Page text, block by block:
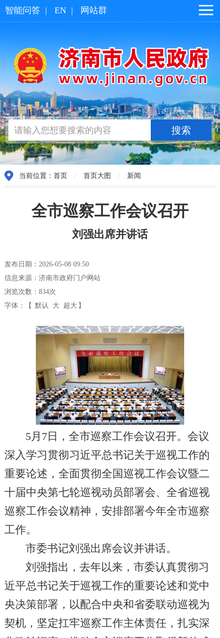
智能问答 | EN | 网站群
当前位置： 首页 / 首页大图 / 新闻
全市巡察工作会议召开
刘强出席并讲话
发布日期：2026-05-08 09:50
信息来源：济南市政府门户网站
浏览次数： 834次
字体：【 默认 大 超大 】
5月7日，全市巡察工作会议召开。会议
深入学习贯彻习近平总书记关于巡视工作的
重要论述，全面贯彻全国巡视工作会议暨二
十届中央第七轮巡视动员部署会、全省巡视
巡察工作会议精神，安排部署今年全市巡察
工作。
市委书记刘强出席会议并讲话。
刘强指出，去年以来，市委认真贯彻习
近平总书记关于巡视工作的重要论述和党中
央决策部署，以配合中央和省委联动巡视为
契机，坚定扛牢巡察工作主体责任，扎实深